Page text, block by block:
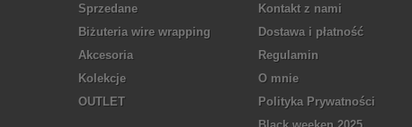
Sprzedane
Biżuteria wire wrapping
Akcesoria
Kolekcje
OUTLET
Kontakt z nami
Dostawa i płatność
Regulamin
O mnie
Polityka Prywatności